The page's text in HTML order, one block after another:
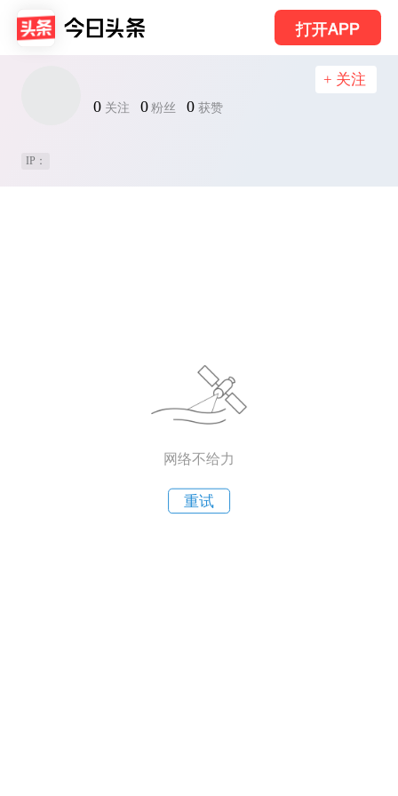
打开APP
0 关注 0 粉丝 0 获赞
+ 关注
IP：
网络不给力
重试